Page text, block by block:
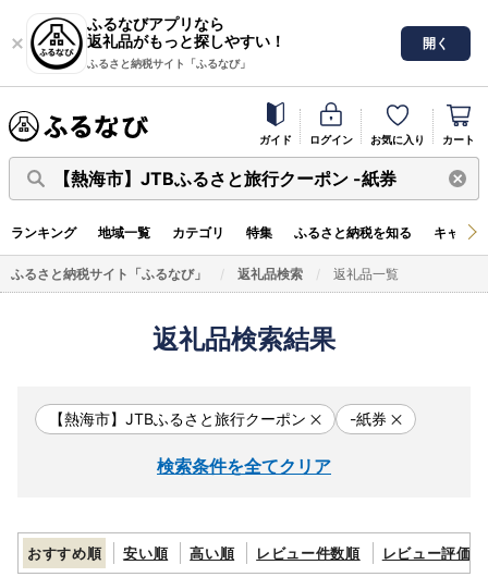
ふるなびアプリなら
返礼品がもっと探しやすい！
ふるさと納税サイト「ふるなび」
開く
ガイド ログイン お気に入り カート
【熱海市】JTBふるさと旅行クーポン -紙券
ランキング 地域一覧 カテゴリ 特集 ふるさと納税を知る キャン
ふるさと納税サイト「ふるなび」 返礼品検索 返礼品一覧
返礼品検索結果
【熱海市】JTBふるさと旅行クーポン -紙券
検索条件を全てクリア
おすすめ順 安い順 高い順 レビュー件数順 レビュー評価順